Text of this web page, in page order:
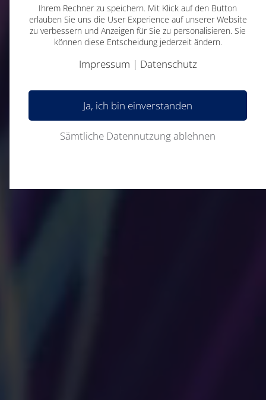
Ihrem Rechner zu speichern. Mit Klick auf den Button
erlauben Sie uns die User Experience auf unserer Website
zu verbessern und Anzeigen für Sie zu personalisieren. Sie
können diese Entscheidung jederzeit ändern.
Impressum | Datenschutz
Ja, ich bin einverstanden
Sämtliche Datennutzung ablehnen